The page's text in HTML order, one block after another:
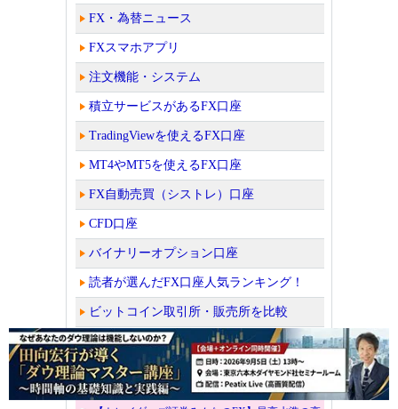
FX・為替ニュース
FXスマホアプリ
注文機能・システム
積立サービスがあるFX口座
TradingViewを使えるFX口座
MT4やMT5を使えるFX口座
FX自動売買（シストレ）口座
CFD口座
バイナリーオプション口座
読者が選んだFX口座人気ランキング！
ビットコイン取引所・販売所を比較
老舗FX会社の外為どっとコムではザイFX！か
らの口座開設者限定キャンペーン中！